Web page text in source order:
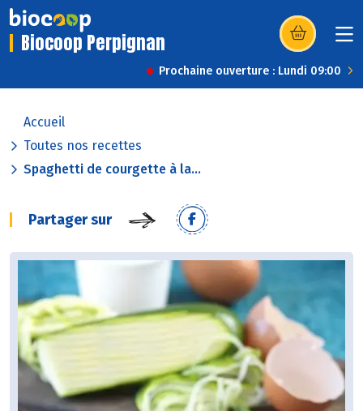
Biocoop Perpignan (s’ouvre dans
Prochaine ouverture : Lundi 09:00
Accueil
Toutes nos recettes
Spaghetti de courgette à la...
Partager sur